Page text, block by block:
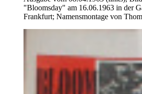
"Bloomsday" am 16.06.1963 in der
Frankfurt; Namensmontage von